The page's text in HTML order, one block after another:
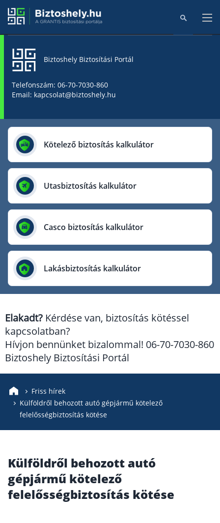
Biztosítók
AIG Biztosító
Allianz Biztosító
Cig Pannónia Biztosító
Genertel Biztosító
Groupama Biztosító
KÖBE Biztosító Egyesület
Mondial Assistance Biztosító
Posta Biztosító
Union Biztosító
Biztosítási hírek
Biztoshely Biztosítási Portál
Telefonszám: 06-70-7030-860
Email: kapcsolat@biztoshely.hu
Kötelező biztosítás kalkulátor
Utasbiztosítás kalkulátor
Casco biztosítás kalkulátor
Lakásbiztosítás kalkulátor
Elakadt? Kérdése van, biztosítás kötéssel
kapcsolatban?
Hívjon bennünket bizalommal! 06-70-7030-860
Biztoshely Biztosítási Portál
Friss hírek
Külföldről behozott autó gépjármű kötelező
felelősségbiztosítás kötése
Külföldről behozott autó
gépjármű kötelező
felelősségbiztosítás kötése